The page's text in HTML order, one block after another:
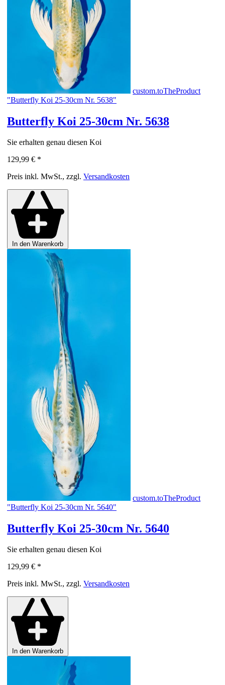
custom.toTheProduct
"Butterfly Koi 25-30cm Nr. 5638"
Butterfly Koi 25-30cm Nr. 5638
Sie erhalten genau diesen Koi
129,99 € *
Preis inkl. MwSt., zzgl. Versandkosten
In den Warenkorb
custom.toTheProduct
"Butterfly Koi 25-30cm Nr. 5640"
Butterfly Koi 25-30cm Nr. 5640
Sie erhalten genau diesen Koi
129,99 € *
Preis inkl. MwSt., zzgl. Versandkosten
In den Warenkorb